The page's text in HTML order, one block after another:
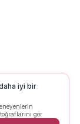
iyi bir
gör